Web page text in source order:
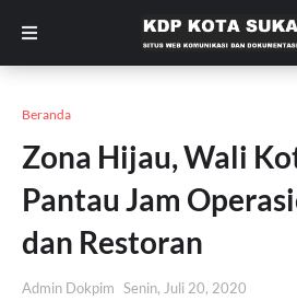
Beranda
Zona Hijau, Wali
Pantau Jam
dan Restoran
Admin Dokpim Senin, Juli 20, 2020